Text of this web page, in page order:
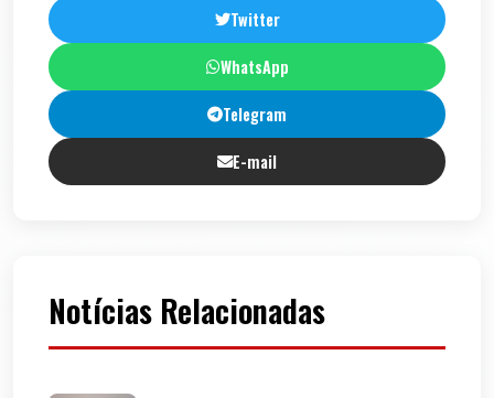
Twitter
WhatsApp
Telegram
E-mail
Notícias Relacionadas